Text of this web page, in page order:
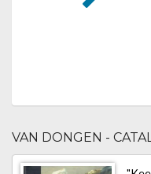
VAN DONGEN -